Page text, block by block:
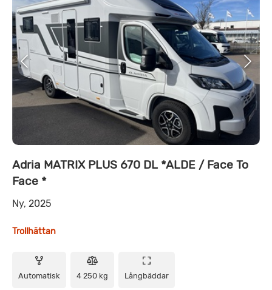
Adria MATRIX PLUS 670 DL *ALDE / Face To
Face *
Ny, 2025
Trollhättan
Automatisk 4 250 kg Långbäddar